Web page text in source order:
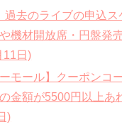
過去のライブの申込
機材開放席・円盤発
11日)
ーモール】クーポンコ
金額が5500円以上あ
)